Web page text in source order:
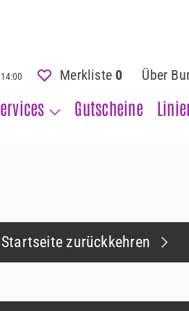
Gutscheine
Über
Merkliste 0
zurückkehren